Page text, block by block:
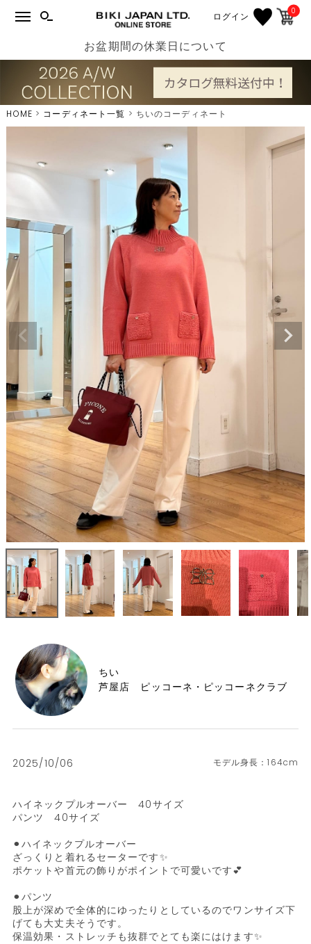
ログイン 0
お盆期間の休業日について
HOME コーディネート一覧 ちいのコーディネート
ちい
芦屋店 ピッコーネ・ピッコーネクラブ
2025/10/06 164cm
ハイネックプルオーバー　40サイズ
パンツ　40サイズ
⚫︎ハイネックプルオーバー
ざっくりと着れるセーターです✨
ポケットや首元の飾りがポイントで可愛いです💕
⚫︎パンツ
股上が深めで全体的にゆったりとしているのでワンサイズ下
げても大丈夫そうです。
保温効果・ストレッチも抜群でとても楽にはけます✨